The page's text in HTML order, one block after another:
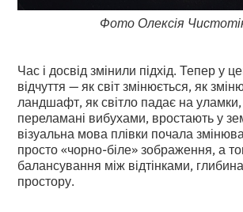
Фото Олексія
Час і досвід змінили підхід. Тепер у
відчуття — як світ змінюється, як
ландшафт, як світло падає на
переламані вибухами, вростають у
візуальна мова плівки почала
просто «чорно-біле» зображення, а
балансування між відтінками,
простору.